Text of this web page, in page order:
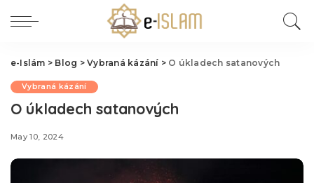
e-Islám > Blog >Vybraná kázání > O úkladech satanových
Vybraná kázání
O úkladech satanových
May 10, 2024